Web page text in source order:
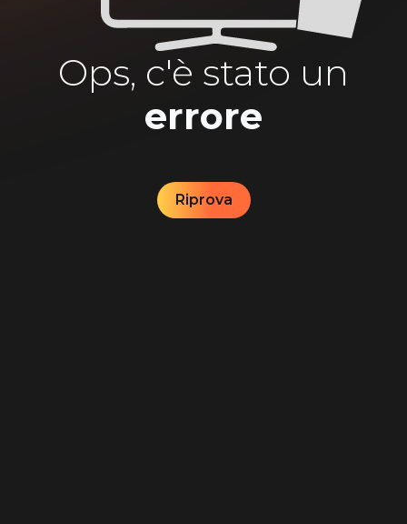
Ops, c'è stato un
errore
Riprova